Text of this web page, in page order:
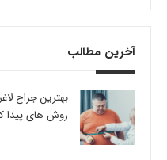
آخرین مطالب
روش های پیدا